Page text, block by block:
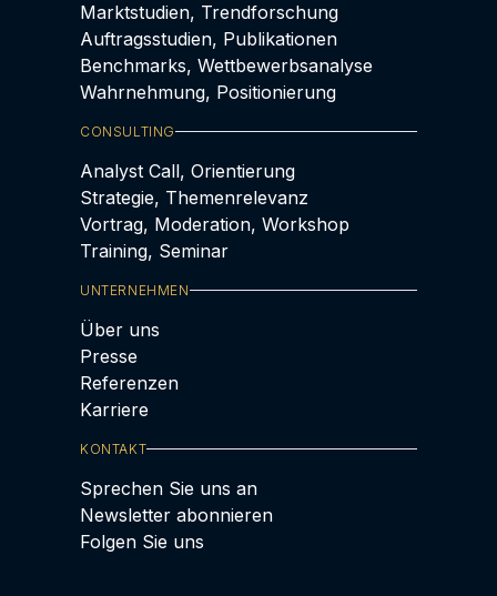
Marktstudien, Trendforschung
Auftragsstudien, Publikationen
Benchmarks, Wettbewerbsanalyse
Wahrnehmung, Positionierung
CONSULTING
Analyst Call, Orientierung
Strategie, Themenrelevanz
Vortrag, Moderation, Workshop
Training, Seminar
UNTERNEHMEN
Über uns
Presse
Referenzen
Karriere
KONTAKT
Sprechen Sie uns an
Newsletter abonnieren
Folgen Sie uns